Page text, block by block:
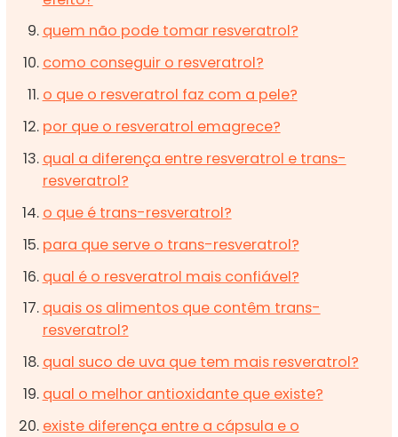
quem não pode tomar resveratrol?
como conseguir o resveratrol?
o que o resveratrol faz com a pele?
por que o resveratrol emagrece?
qual a diferença entre resveratrol e trans-
resveratrol?
o que é trans-resveratrol?
para que serve o trans-resveratrol?
qual é o resveratrol mais confiável?
quais os alimentos que contêm trans-
resveratrol?
qual suco de uva que tem mais resveratrol?
qual o melhor antioxidante que existe?
existe diferença entre a cápsula e o